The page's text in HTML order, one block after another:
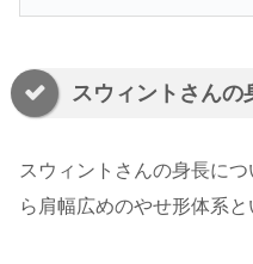
スウィントさんの
スウィントさんの身長に
ら肩幅広めのやせ形体系と